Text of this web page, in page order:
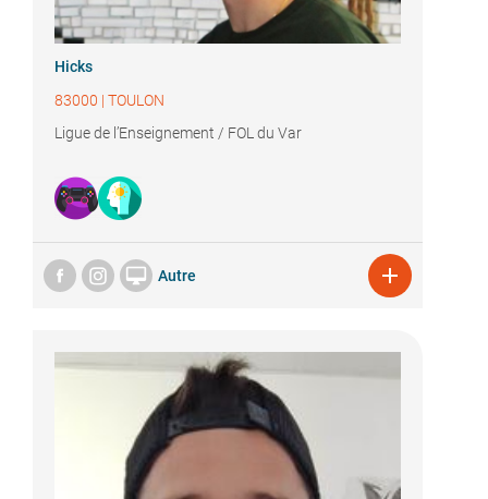
Hicks
83000 | TOULON
Ligue de l’Enseignement / FOL du Var
 Autre 